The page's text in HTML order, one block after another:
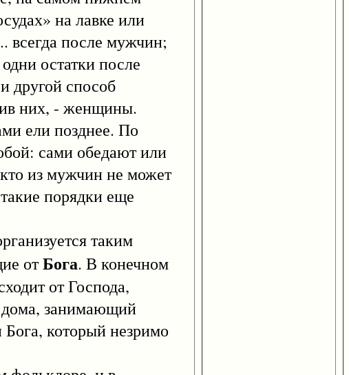
на лавке или
всегда после мужчин;
остатки после
другой способ
них, - женщины.
ели позднее. По
сами обедают или
из мужчин не может
порядки еще
таким
отБога. В конечном
от Господа,
дома, занимающий
Бога, который незримо